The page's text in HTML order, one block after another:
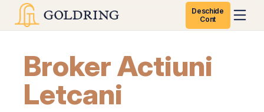
Deschide
Cont
Broker Actiuni
Letcani